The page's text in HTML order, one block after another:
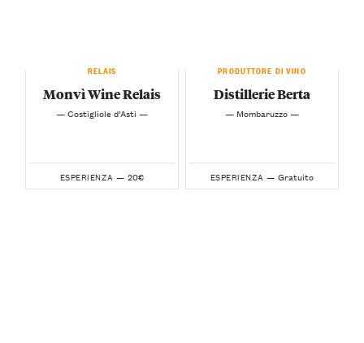
RELAIS
Monvì Wine Relais
— Costigliole d’Asti —
ESPERIENZA — 20€
PRODUTTORE DI VINO
Distillerie Berta
— Mombaruzzo —
ESPERIENZA — Gratuito